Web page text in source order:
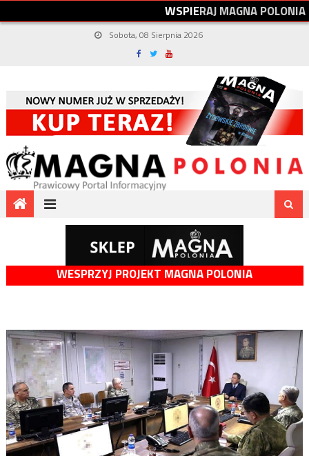
WSPIERAJMAGNAPOLONIA
Sobota, 08 Sierpnia 2026
WESPRZYJ PROJEKT MAGNA POLONIA